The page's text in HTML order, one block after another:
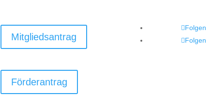
Mitgliedsantrag
Förderantrag
Folgen
Folgen